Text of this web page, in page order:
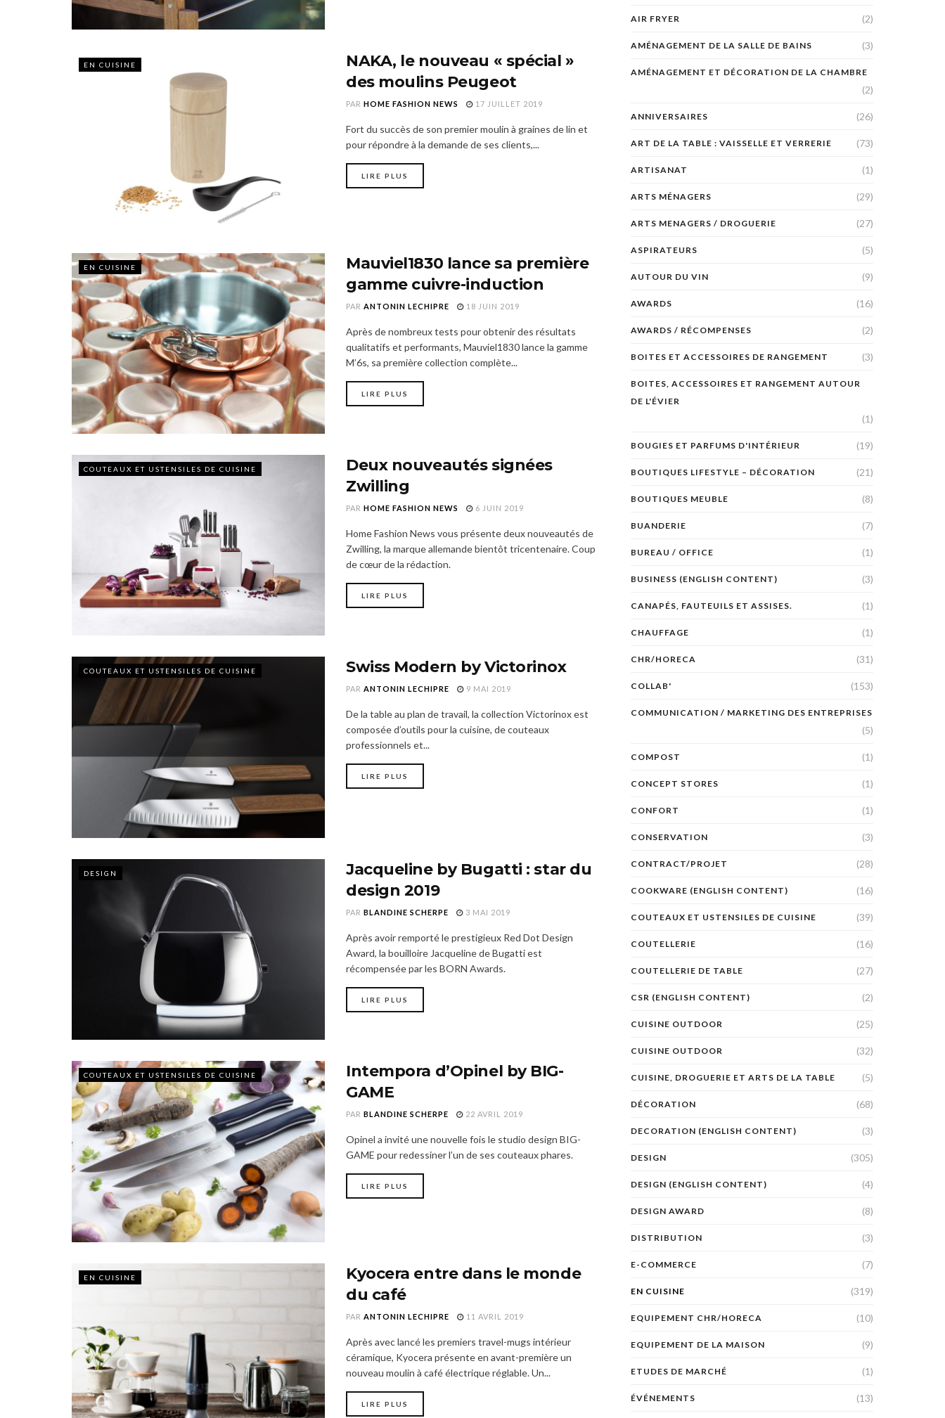
EN CUISINE
NAKA, le nouveau « spécial »
des moulins Peugeot
PAR HOME FASHION NEWS 17 JUILLET 2019
Fort du succès de son premier moulin à graines de lin et
pour répondre à la demande de ses clients,...
LIRE PLUS
EN CUISINE
Mauviel1830 lance sa première
gamme cuivre-induction
PAR ANTONIN LECHIPRE 18 JUIN 2019
Après de nombreux tests pour obtenir des résultats
qualitatifs et performants, Mauviel1830 lance la gamme
M’6s, sa première collection complète...
LIRE PLUS
COUTEAUX ET USTENSILES DE CUISINE
Deux nouveautés signées
Zwilling
PAR HOME FASHION NEWS 6 JUIN 2019
Home Fashion News vous présente deux nouveautés de
Zwilling, la marque allemande bientôt tricentenaire. Coup
de cœur de la rédaction.
LIRE PLUS
COUTEAUX ET USTENSILES DE CUISINE Swiss Modern by Victorinox
PAR ANTONIN LECHIPRE 9 MAI 2019
De la table au plan de travail, la collection Victorinox est
composée d’outils pour la cuisine, de couteaux
professionnels et...
LIRE PLUS
DESIGN
Jacqueline by Bugatti : star du
design 2019
PAR BLANDINE SCHERPE 3 MAI 2019
Après avoir remporté le prestigieux Red Dot Design
Award, la bouilloire Jacqueline de Bugatti est
récompensée par les BORN Awards.
LIRE PLUS
COUTEAUX ET USTENSILES DE CUISINE
Intempora d’Opinel by BIG-
GAME
PAR BLANDINE SCHERPE 22 AVRIL 2019
Opinel a invité une nouvelle fois le studio design BIG-
GAME pour redessiner l’un de ses couteaux phares.
LIRE PLUS
EN CUISINE
Kyocera entre dans le monde
du café
PAR ANTONIN LECHIPRE 11 AVRIL 2019
Après avec lancé les premiers travel-mugs intérieur
céramique, Kyocera présente en avant-première un
nouveau moulin à café électrique réglable. Un...
LIRE PLUS
AIR FRYER (2)
AMÉNAGEMENT DE LA SALLE DE BAINS (3)
AMÉNAGEMENT ET DÉCORATION DE LA CHAMBRE
(2)
ANNIVERSAIRES (26)
ART DE LA TABLE : VAISSELLE ET VERRERIE (73)
ARTISANAT (1)
ARTS MÉNAGERS (29)
ARTS MENAGERS / DROGUERIE (27)
ASPIRATEURS (5)
AUTOUR DU VIN (9)
AWARDS (16)
AWARDS / RÉCOMPENSES (2)
BOITES ET ACCESSOIRES DE RANGEMENT (3)
BOITES, ACCESSOIRES ET RANGEMENT AUTOUR
DE L'ÉVIER
(1)
BOUGIES ET PARFUMS D'INTÉRIEUR (19)
BOUTIQUES LIFESTYLE – DÉCORATION (21)
BOUTIQUES MEUBLE (8)
BUANDERIE (7)
BUREAU / OFFICE (1)
BUSINESS (ENGLISH CONTENT) (3)
CANAPÉS, FAUTEUILS ET ASSISES. (1)
CHAUFFAGE (1)
CHR/HORECA (31)
COLLAB' (153)
COMMUNICATION / MARKETING DES ENTREPRISES
(5)
COMPOST (1)
CONCEPT STORES (1)
CONFORT (1)
CONSERVATION (3)
CONTRACT/PROJET (28)
COOKWARE (ENGLISH CONTENT) (16)
COUTEAUX ET USTENSILES DE CUISINE (39)
COUTELLERIE (16)
COUTELLERIE DE TABLE (27)
CSR (ENGLISH CONTENT) (2)
CUISINE OUTDOOR (25)
CUISINE OUTDOOR (32)
CUISINE, DROGUERIE ET ARTS DE LA TABLE (5)
DÉCORATION (68)
DECORATION (ENGLISH CONTENT) (3)
DESIGN (305)
DESIGN (ENGLISH CONTENT) (4)
DESIGN AWARD (8)
DISTRIBUTION (3)
E-COMMERCE (7)
EN CUISINE (319)
EQUIPEMENT CHR/HORECA (10)
EQUIPEMENT DE LA MAISON (9)
ETUDES DE MARCHÉ (1)
ÉVÉNEMENTS (13)